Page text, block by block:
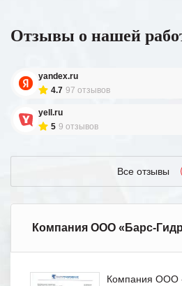
Отзывы о нашей
yandex.ru
4.7 97 отзывов
yell.ru
5 9 отзывов
Все отзывы
Компания ООО «Барс-
Компания ООО